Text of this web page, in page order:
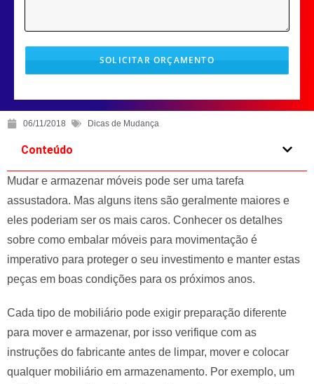
SOLICITAR ORÇAMENTO
h
i
s
i
e
l
d
o
d
b
e
06/11/2018 Dicas de Mudança
Conteúdo
Mudar e armazenar móveis pode ser uma tarefa
assustadora. Mas alguns itens são geralmente maiores e
eles poderiam ser os mais caros. Conhecer os detalhes
sobre como embalar móveis para movimentação é
imperativo para proteger o seu investimento e manter estas
peças em boas condições para os próximos anos.
Cada tipo de mobiliário pode exigir preparação diferente
para mover e armazenar, por isso verifique com as
instruções do fabricante antes de limpar, mover e colocar
qualquer mobiliário em armazenamento. Por exemplo, um